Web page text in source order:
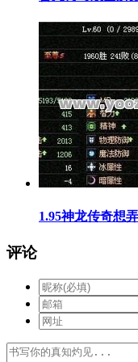
1.95神龙传奇想
评论